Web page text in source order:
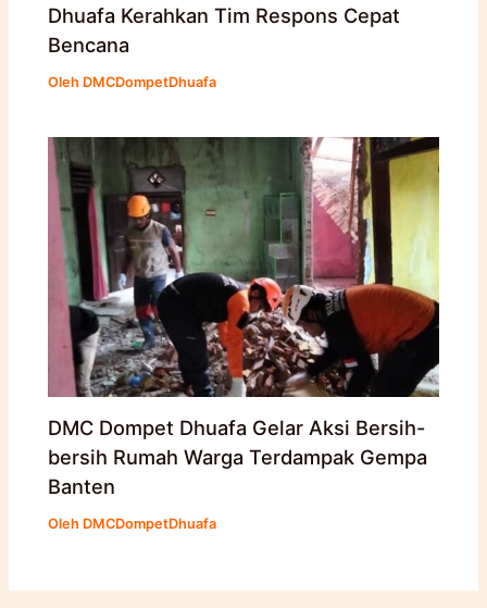
Dhuafa Kerahkan Tim Respons Cepat
Bencana
Oleh DMCDompetDhuafa
DMC Dompet Dhuafa Gelar Aksi Bersih-
bersih Rumah Warga Terdampak Gempa
Banten
Oleh DMCDompetDhuafa